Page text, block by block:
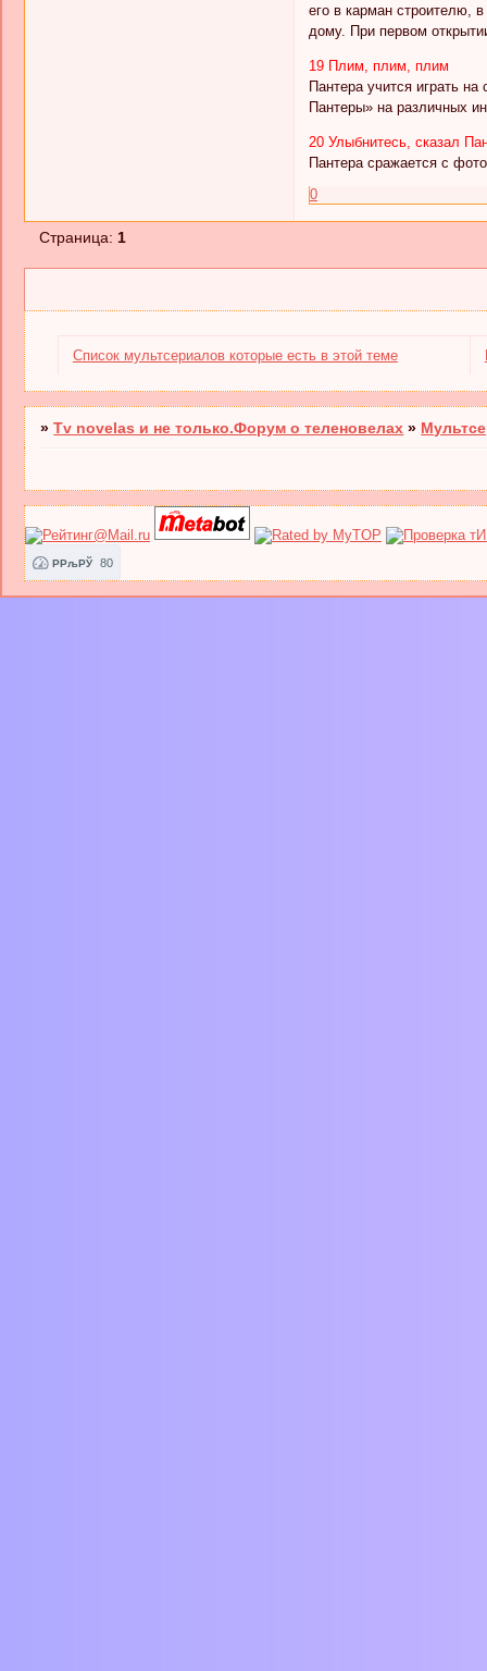
его в карман строителю,
дому. При первом
19 Плим, плим, плим
Пантера учится играть
Пантеры» на различных
20 Улыбнитесь, сказал
Пантера сражается с
0
Страница: 1
Список мультсериалов которые есть в этой теме
»Tv novelas и не только.Форум о теленовелах »
РРљРЎ 80